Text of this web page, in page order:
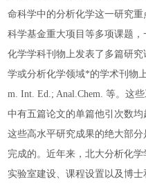
命科学中的分析化学这一研究
科学基金重大项目等多项课题
化学学科刊物上发表了多篇研
学或分析化学领域*的学术刊物
m. Int. Ed.; Anal.Chem. 等。这
中有五篇论文的单篇他引次数
这些高水平研究成果的绝大部
完成的。近年来，北大分析化学
实验室建设、课程设置以及博